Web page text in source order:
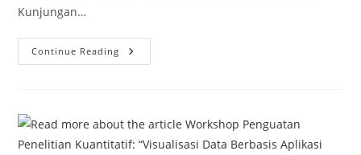
Kunjungan…
Continue Reading Kunjungan
LP2M
Malang
Ke
STDIIS